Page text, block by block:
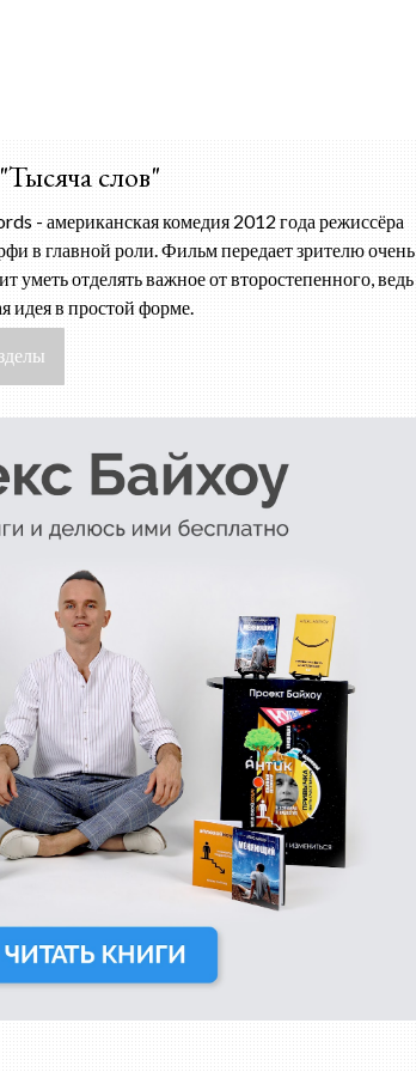
слов"
- американская комедия 2012 года режиссёра
в главной роли. Фильм передает зрителю очень
уметь отделять важное от второстепенного, ведь
идея в простой форме.